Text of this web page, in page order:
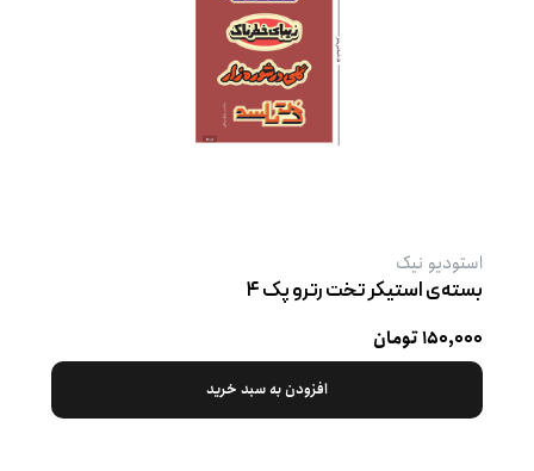
استودیو نیک
بسته‌ی استیکر تخت رترو پک ۴
۱۵۰,۰۰۰ تومان
افزودن به سبد خرید